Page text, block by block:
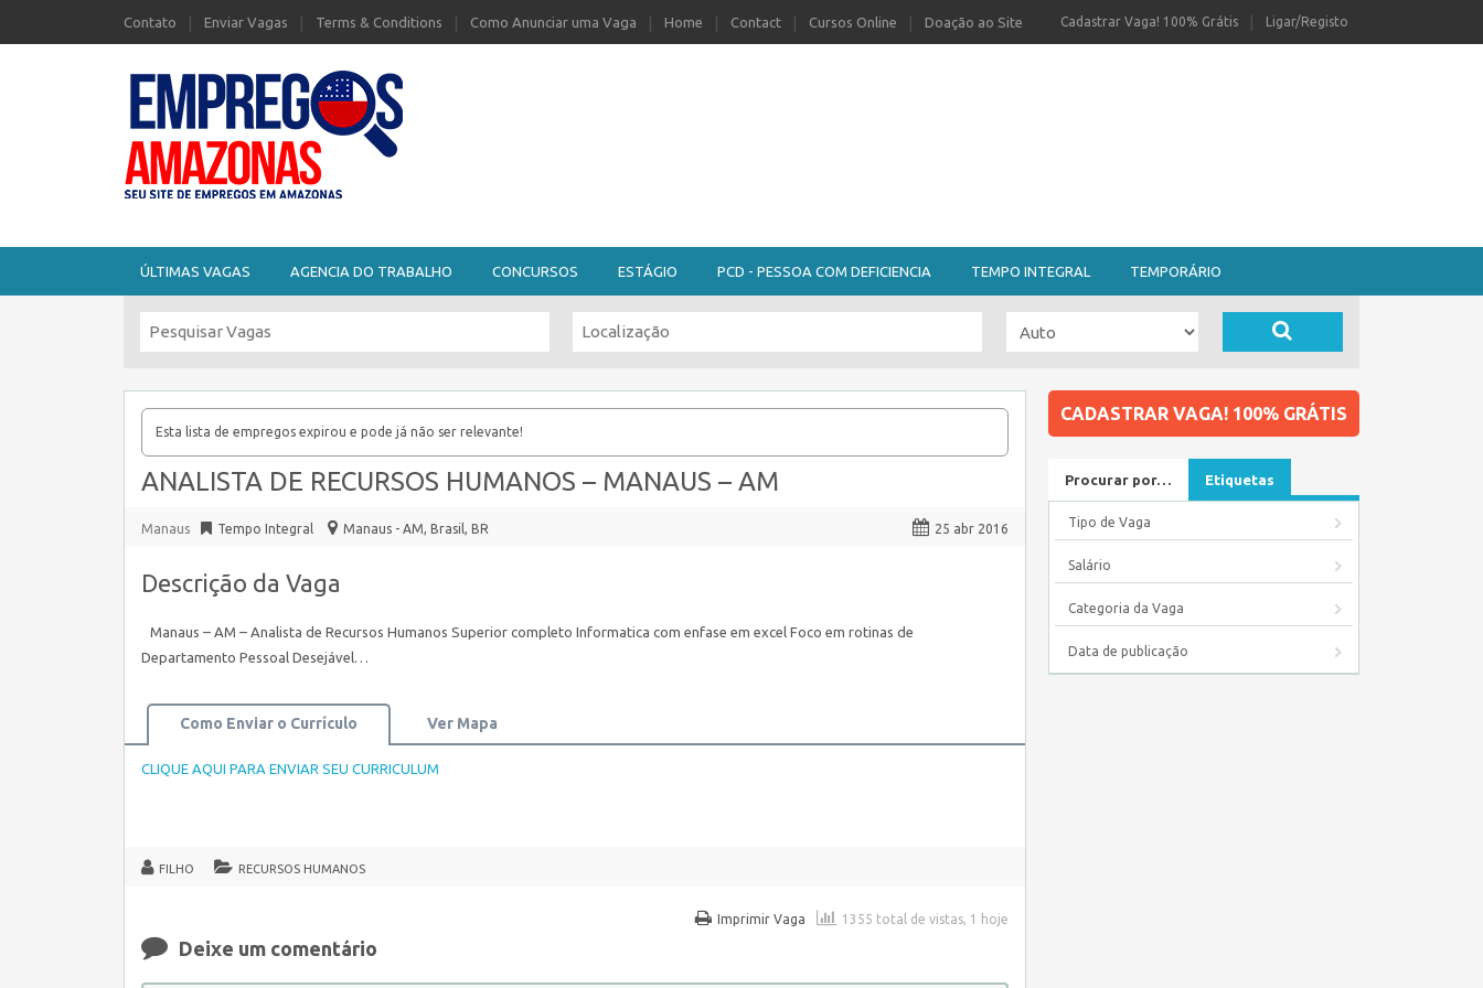
Contato Enviar Vagas Terms & Conditions Como Anunciar uma Vaga Home Contact Cursos Online Doação ao Site Ligar/Registo
Cadastrar Vaga! 100% Grátis
ÚLTIMAS VAGAS AGENCIA DO TRABALHO CONCURSOS ESTÁGIO PCD - PESSOA COM DEFICIENCIA TEMPO INTEGRAL TEMPORÁRIO
Esta lista de empregos expirou e pode já não ser relevante!
ANALISTA DE RECURSOS HUMANOS – MANAUS – AM
Manaus Tempo Integral Manaus - AM, Brasil, BR 25 abr 2016
Descrição da Vaga
Manaus – AM – Analista de Recursos Humanos Superior completo Informatica com enfase em excel Foco em rotinas de
Departamento Pessoal Desejável…
Como Enviar o Currículo Ver Mapa
CLIQUE AQUI PARA ENVIAR SEU CURRICULUM
FILHO RECURSOS HUMANOS
1355 total de vistas, 1 hoje
Imprimir Vaga
Deixe um comentário
CADASTRAR VAGA! 100% GRÁTIS
Procurar por… Etiquetas
Tipo de Vaga
Salário
Categoria da Vaga
Data de publicação